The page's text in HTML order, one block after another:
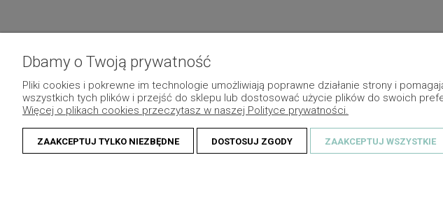
Dbamy o Twoją prywatność
Pliki cookies i pokrewne im technologie umożliwiają poprawne działanie strony i
wszystkich tych plików i przejść do sklepu lub dostosować użycie plików do swoich
Więcej o plikach cookies przeczytasz w naszej Polityce prywatności.
ZAAKCEPTUJ TYLKO NIEZBĘDNE DOSTOSUJ ZGODY ZAAKCEPTUJ WSZYSTKIE